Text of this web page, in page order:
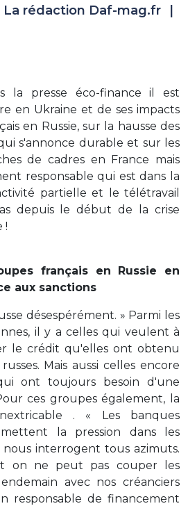
La rédaction Daf-mag.fr
la presse éco-finance il est
en Ukraine et de ses impacts
en Russie, sur la hausse des
s'annonce durable et sur les
de cadres en France mais
responsable qui est dans la
partielle et le télétravail
depuis le début de la crise
!
français en Russie en
aux sanctions
désespérément. » Parmi les
il y a celles qui veulent à
le crédit qu'elles ont obtenu
Mais aussi celles encore
ont toujours besoin d'une
ces groupes également, la
. « Les banques
la pression dans les
interrogent tous azimuts.
on ne peut pas couper les
avec nos créanciers
responsable de financement